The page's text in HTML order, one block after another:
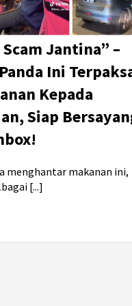
Jantina” –
Ini
Kepada
Siap
menghantar makanan ini,
[...]